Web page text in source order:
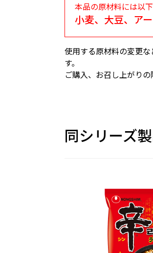
本品の原材料には以
小麦、大豆、ア
使用する原材料の変更
す。
ご購入、お召し上がり
同シリーズ